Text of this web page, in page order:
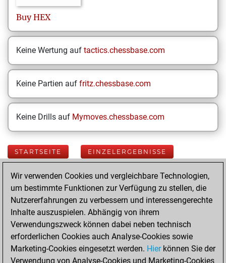
Buy HEX
Keine Wertung auf tactics.chessbase.com
Keine Partien auf fritz.chessbase.com
Keine Drills auf Mymoves.chessbase.com
STARTSEITE EINZELERGEBNISSE
Your Latest App
Activity
Yesterday
You played 400
Wir verwenden Cookies und vergleichbare Technologien,
um bestimmte Funktionen zur Verfügung zu stellen, die
Nutzererfahrungen zu verbessern und interessengerechte
Inhalte auszuspielen. Abhängig von ihrem
Verwendungszweck können dabei neben technisch
erforderlichen Cookies auch Analyse-Cookies sowie
Marketing-Cookies eingesetzt werden. Hierkönnen Sie der
Verwendung von Analyse-Cookies und Marketing-Cookies